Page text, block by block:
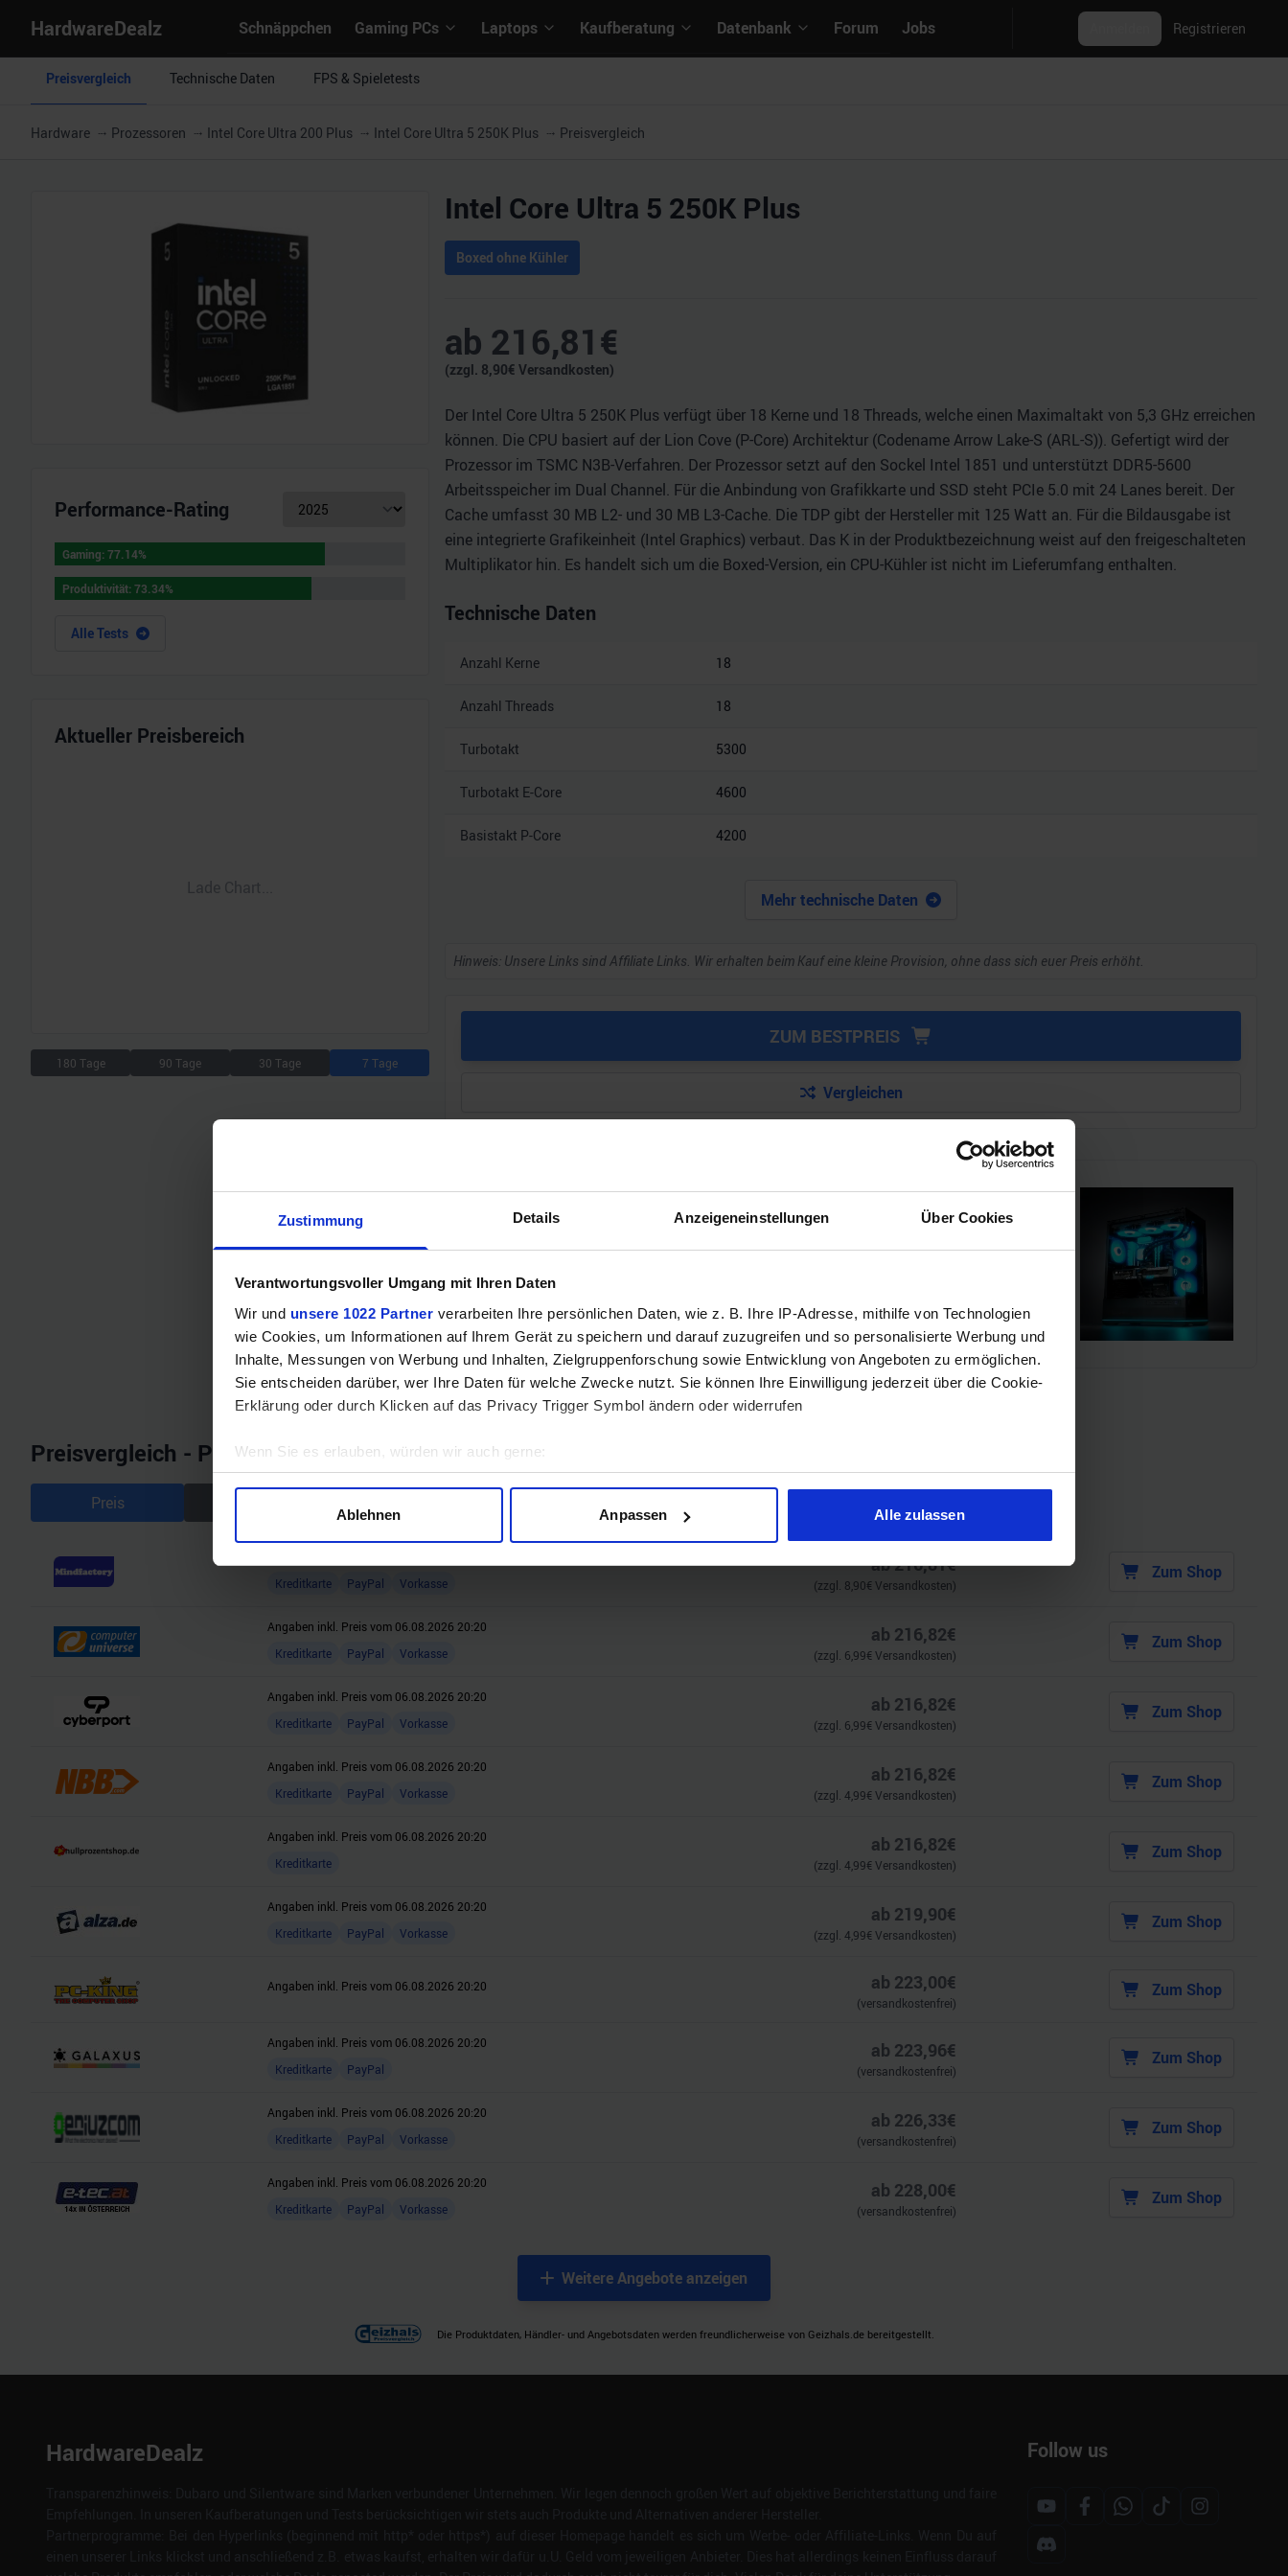
Zustimmung Details Anzeigeneinstellungen Über Cookies
Verantwortungsvoller Umgang mit Ihren Daten
Wir und unsere 1022 Partner verarbeiten Ihre persönlichen Daten, wie z. B. Ihre IP-Adresse, mithilfe von Technologien
wie Cookies, um Informationen auf Ihrem Gerät zu speichern und darauf zuzugreifen und so personalisierte Werbung und
Inhalte, Messungen von Werbung und Inhalten, Zielgruppenforschung sowie Entwicklung von Angeboten zu ermöglichen.
Sie entscheiden darüber, wer Ihre Daten für welche Zwecke nutzt. Sie können Ihre Einwilligung jederzeit über die Cookie-
Erklärung oder durch Klicken auf das Privacy Trigger Symbol ändern oder widerrufen
Wenn Sie es erlauben, würden wir auch gerne:
Informationen über Ihre geografische Lage erfassen, welche bis auf einige Meter genau sein können
Erfahren Sie mehr darüber, wie Ihre persönlichen Daten verarbeitet werden, und legen Sie Ihre Präferenzen im
Wir verwenden Cookies, um Inhalte und Anzeigen zu personalisieren, Funktionen für soziale Medien anbieten zu können
und die Zugriffe auf unsere Website zu analysieren. Außerdem geben wir Informationen zu Ihrer Verwendung unserer
Website an unsere Partner für soziale Medien, Werbung und Analysen weiter. Unsere Partner führen diese Informationen
möglicherweise mit weiteren Daten zusammen, die Sie ihnen bereitgestellt haben oder die sie im Rahmen Ihrer Nutzung
der Dienste gesammelt haben.
Ablehnen Anpassen Alle zulassen
HardwareDealz Schnäppchen Gaming PCs Laptops Kaufberatung Datenbank Forum Jobs Registrieren
Preisvergleich Technische Daten FPS & Spieletests
Hardware Prozessoren Intel Core Ultra 200 Plus Intel Core Ultra 5 250K Plus Preisvergleich
Performance-Rating
Gaming:77.14%
Gaming:77.14%
Produktivität:73.34%
Produktivität:73.34%
Alle Tests
Aktueller Preisbereich
Lade Chart...
180 Tage 90 Tage 30 Tage 7 Tage
Intel Core Ultra 5 250K Plus
Boxed ohne Kühler
ab 216,81€
(zzgl. 8,90€ Versandkosten)
Der Intel Core Ultra 5 250K Plus verfügt über 18 Kerne und 18 Threads, welche einen Maximaltakt von 5,3 GHz erreichen
können. Die CPU basiert auf der Lion Cove (P-Core) Architektur (Codename Arrow Lake-S (ARL-S)). Gefertigt wird der
Prozessor im TSMC N3B-Verfahren. Der Prozessor setzt auf den Sockel Intel 1851 und unterstützt DDR5-5600
Arbeitsspeicher im Dual Channel. Für die Anbindung von Grafikkarte und SSD steht PCIe 5.0 mit 24 Lanes bereit. Der
Cache umfasst 30 MB L2- und 30 MB L3-Cache. Die TDP gibt der Hersteller mit 125 Watt an. Für die Bildausgabe ist
eine integrierte Grafikeinheit (Intel Graphics) verbaut. Das K in der Produktbezeichnung weist auf den freigeschalteten
Multiplikator hin. Es handelt sich um die Boxed-Version, ein CPU-Kühler ist nicht im Lieferumfang enthalten.
Technische Daten
Anzahl Kerne 18
Anzahl Threads 18
Turbotakt 5300
Turbotakt E-Core 4600
Basistakt P-Core 4200
Mehr technische Daten
Hinweis: Unsere Links sind Affiliate Links. Wir erhalten beim Kauf eine kleine Provision, ohne dass sich euer Preis erhöht.
ZUM BESTPREIS
Vergleichen
GEWINNSPIEL
Gewinne einen MSI Gaming PC mit RTX 5070 Ti!!
gewinnen. Die Komponenten, den Zusammenbau, die Spiele-Benchmarks und den
Jetzt teilnehmen!
Preisvergleich - Powered by Geizhals
Preis
Kreditkarte
PayPal Vorkasse
ab216,81€
(zzgl. 8,90€ Versandkosten)
Zum Shop
Angaben inkl. Preis vom 06.08.2026 20:20
Kreditkarte
PayPal Vorkasse
ab 216,82€
(zzgl. 6,99€ Versandkosten)
Zum Shop
Angaben inkl. Preis vom 06.08.2026 20:20
Kreditkarte
PayPal Vorkasse
ab 216,82€
(zzgl. 6,99€ Versandkosten)
Zum Shop
Angaben inkl. Preis vom 06.08.2026 20:20
Kreditkarte
PayPal Vorkasse
ab 216,82€
(zzgl. 4,99€ Versandkosten)
Zum Shop
Angaben inkl. Preis vom 06.08.2026 20:20
Kreditkarte
ab 216,82€
(zzgl. 4,99€ Versandkosten)
Zum Shop
Angaben inkl. Preis vom 06.08.2026 20:20
Kreditkarte
PayPal Vorkasse
ab 219,90€
(zzgl. 4,99€ Versandkosten)
Zum Shop
Angaben inkl. Preis vom 06.08.2026 20:20 ab 223,00€
(versandkostenfrei)
Zum Shop
Angaben inkl. Preis vom 06.08.2026 20:20
Kreditkarte
PayPal
ab 223,96€
(versandkostenfrei)
Zum Shop
Angaben inkl. Preis vom 06.08.2026 20:20
Kreditkarte
PayPal Vorkasse
ab 226,33€
(versandkostenfrei)
Zum Shop
Angaben inkl. Preis vom 06.08.2026 20:20
Kreditkarte
PayPal Vorkasse
ab 228,00€
(versandkostenfrei)
Zum Shop
Weitere Angebote anzeigen
Die Produktdaten, Händler- und Angebotsdaten werden freundlicherweise von Geizhals.de bereitgestellt.
HardwareDealz Follow us